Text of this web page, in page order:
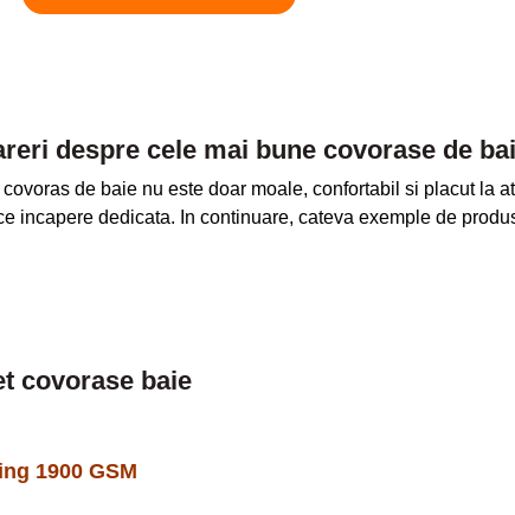
despre cele mai bune covorase de
covoras de baie nu este doar moale, confortabil si placut la
incapere dedicata. In continuare, cateva exemple de
covorase baie
1900 GSM